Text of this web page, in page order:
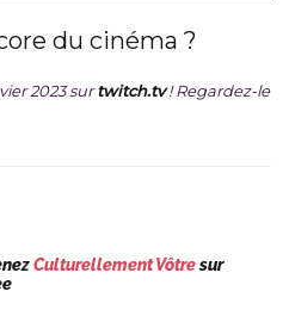
du cinéma ?
2023 surtwitch.tv ! Regardez-le
Culturellement Vôtresur